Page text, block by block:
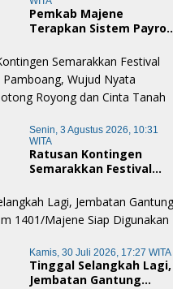
Pemkab Majene
Terapkan Sistem Payroll
bagi ASN, Perkuat
Digitalisasi Pelayanan
Publik
Senin, 3 Agustus 2026, 10:31
WITA
Ratusan Kontingen
Semarakkan Festival
Wujud Nyata Semangat
Gotong Royong dan
Cinta Tanah Air
Kamis, 30 Juli 2026, 17:27 WITA
Tinggal Selangkah Lagi,
Jembatan Gantung